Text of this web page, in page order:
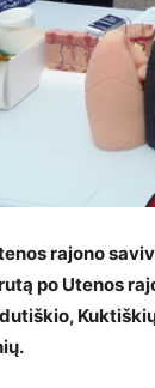
rajono
po Utenos